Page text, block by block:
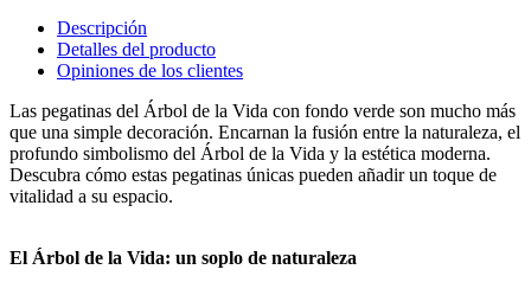
Descripción
Detalles del producto
Opiniones de los clientes
Las pegatinas del Árbol de la Vida con fondo verde son mucho más
que una simple decoración. Encarnan la fusión entre la naturaleza, el
profundo simbolismo del Árbol de la Vida y la estética moderna.
Descubra cómo estas pegatinas únicas pueden añadir un toque de
vitalidad a su espacio.
El Árbol de la Vida: un soplo de naturaleza